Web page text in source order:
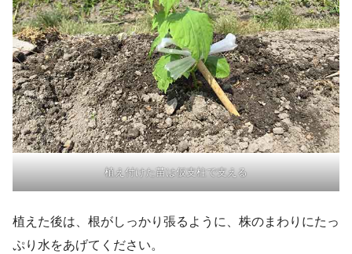
植え付けた苗は仮支柱で支える
植えた後は、根がしっかり張るように、株のまわりにたっ
ぷり水をあげてください。